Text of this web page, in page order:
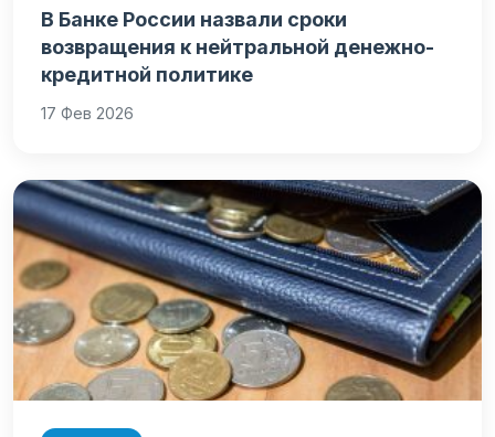
В Банке России назвали сроки
возвращения к нейтральной денежно-
кредитной политике
17 Фев 2026